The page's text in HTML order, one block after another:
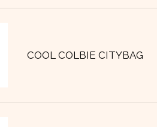
COOL COLBIE CITYBAG